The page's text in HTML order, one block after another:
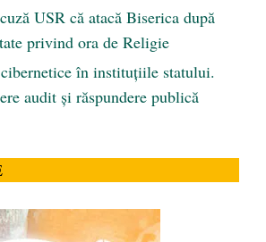
USR că atacă Biserica după
privind ora de Religie
în instituțiile statului.
audit și răspundere publică